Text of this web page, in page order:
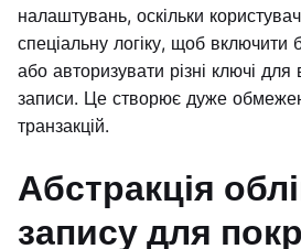
налаштувань, оскільки
спеціальну логіку, щоб включити
або авторизувати різні ключі для
записи. Це створює дуже
транзакцій.
Абстракція
запису для